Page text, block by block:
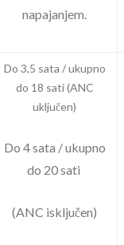
napajanjem.
Do 3,5 sata / ukupno
do 18 sati (ANC
uključen)
Do 4 sata / ukupno
do 20 sati
(ANC isključen)